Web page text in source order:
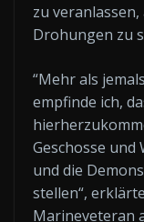
zu
Drohungen zu
“Mehr als
empfinde ich,
Geschosse und
und die
stellen“,
Marineveteran